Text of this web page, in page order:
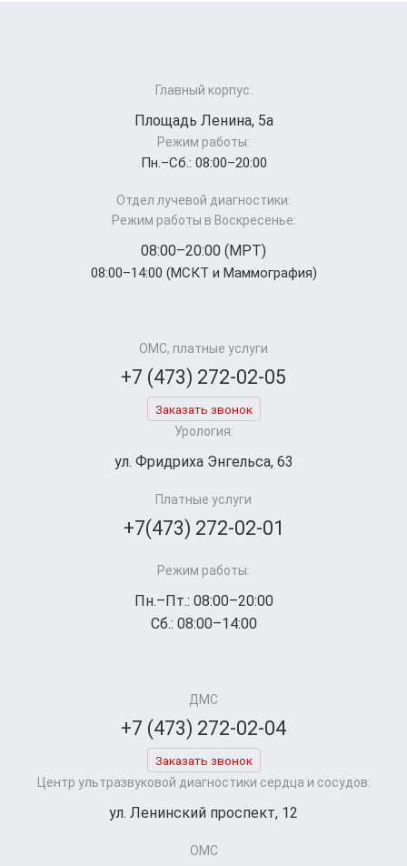
Главный корпус:
Площадь Ленина, 5а
Режим работы:
Пн.–Cб.: 08:00–20:00
Отдел лучевой диагностики:
Режим работы в Воскресенье:
08:00–20:00 (МРТ)
08:00–14:00 (МСКТ и Маммография)
ОМС, платные услуги
+7 (473) 272-02-05
Заказать звонок
Урология:
ул. Фридриха Энгельса, 63
Платные услуги
+7(473) 272-02-01
Режим работы:
Пн.–Пт.: 08:00–20:00
Сб.: 08:00–14:00
ДМС
+7 (473) 272-02-04
Заказать звонок
Центр ультразвуковой диагностики сердца и сосудов:
ул. Ленинский проспект, 12
ОМС